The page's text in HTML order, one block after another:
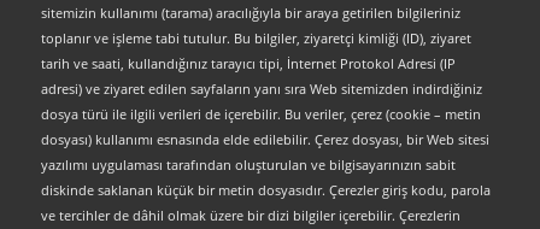
sitemizin kullanımı (tarama) aracılığıyla bir araya getirilen bilgileriniz
toplanır ve işleme tabi tutulur. Bu bilgiler, ziyaretçi kimliği (ID), ziyaret
tarih ve saati, kullandığınız tarayıcı tipi, İnternet Protokol Adresi (IP
adresi) ve ziyaret edilen sayfaların yanı sıra Web sitemizden indirdiğiniz
dosya türü ile ilgili verileri de içerebilir. Bu veriler, çerez (cookie – metin
dosyası) kullanımı esnasında elde edilebilir. Çerez dosyası, bir Web sitesi
yazılımı uygulaması tarafından oluşturulan ve bilgisayarınızın sabit
diskinde saklanan küçük bir metin dosyasıdır. Çerezler giriş kodu, parola
ve tercihler de dâhil olmak üzere bir dizi bilgiler içerebilir. Çerezlerin